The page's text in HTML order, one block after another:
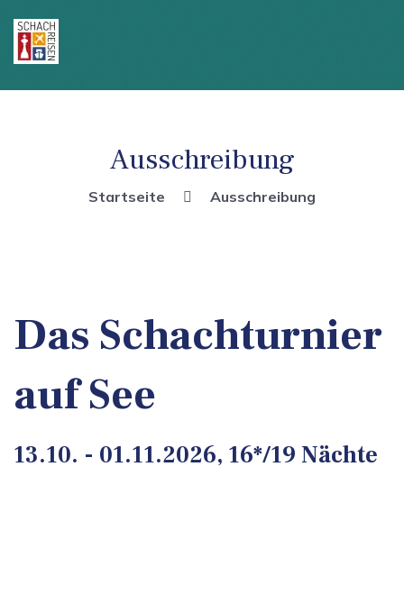
Ausschreibung
Startseite Ausschreibung
Das Schachturnier
auf See
13.10. - 01.11.2026, 16*/19 Nächte